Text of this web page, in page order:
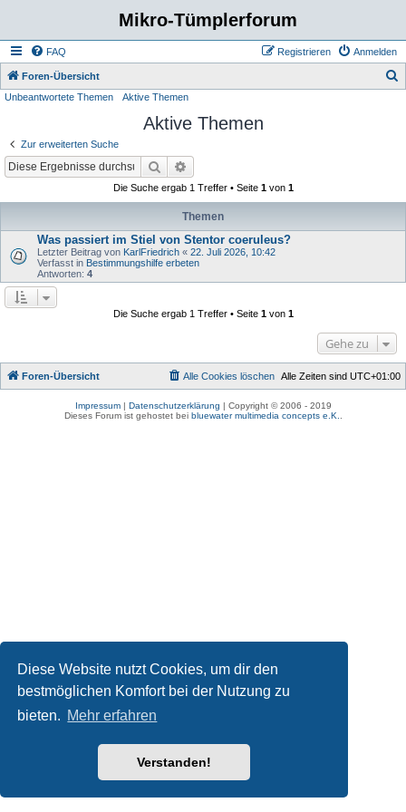
Diese Website nutzt Cookies, um dir den
bestmöglichen Komfort bei der Nutzung zu
bieten. Mehr erfahren
Verstanden!
Mikro-Tümplerforum
FAQ Anmelden
Registrieren
Foren-Übersicht
Unbeantwortete Themen Aktive Themen
Aktive Themen
Zur erweiterten Suche
Suche
Die Suche ergab 1 Treffer • Seite 1von 1
Themen
Was passiert im Stiel von Stentor coeruleus?
Letzter Beitrag von KarlFriedrich « 22. Juli 2026, 10:42
Verfasst in Bestimmungshilfe erbeten
Antworten: 4
Die Suche ergab 1 Treffer • Seite 1von 1
Gehe zu
Foren-Übersicht Alle Zeiten sind UTC+01:00
Alle Cookies löschen
Impressum| Datenschutzerklärung | Copyright © 2006 - 2019
Dieses Forum ist gehostet bei bluewater multimedia concepts e.K.